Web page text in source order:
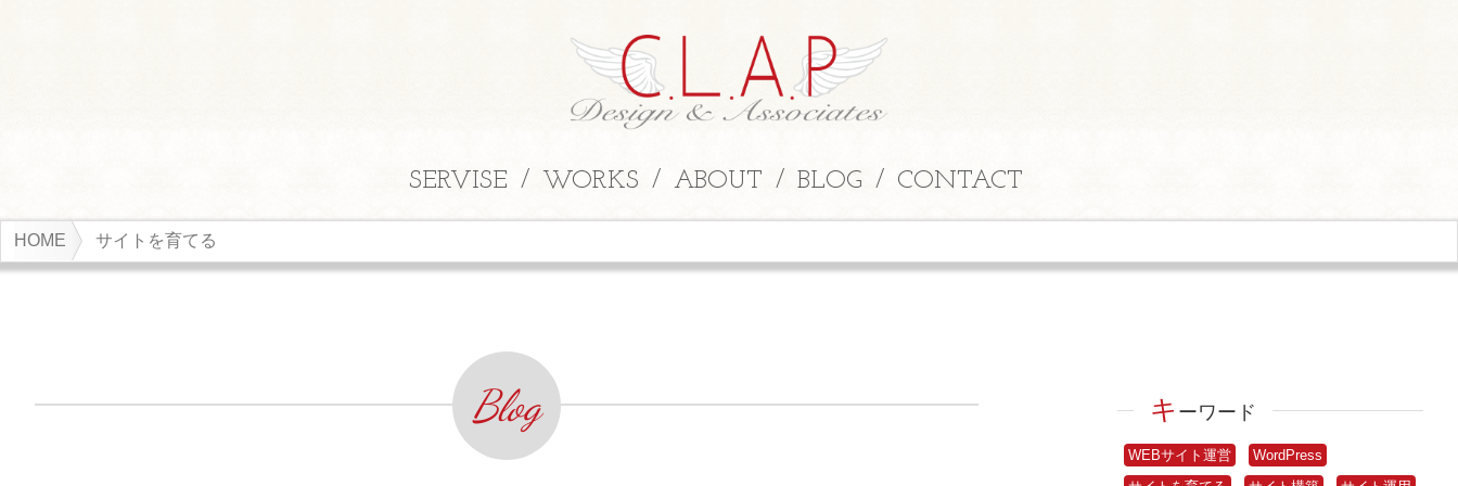
SERVISE WORKS ABOUT BLOG CONTACT
HOME サイトを育てる
Blog キ ーワード
WEBサイト運営
WordPress